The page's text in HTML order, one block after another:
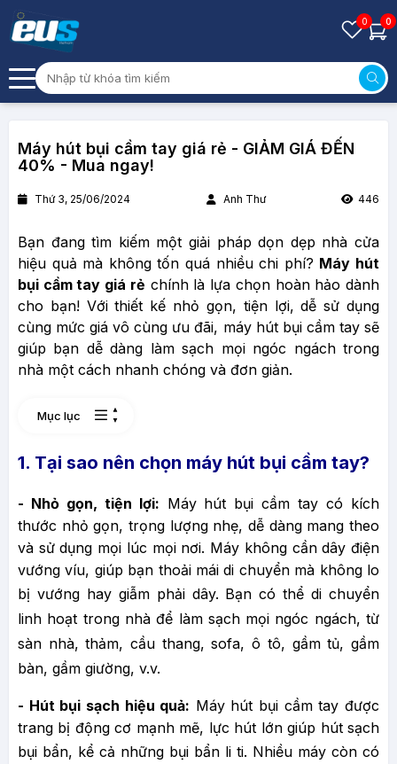
0 0
Máy hút bụi cầm tay giá rẻ - GIẢM GIÁ ĐẾN
40% - Mua ngay!
Thứ 3, 25/06/2024 Anh Thư 446
Bạn đang tìm kiếm một giải pháp dọn dẹp nhà cửa
hiệu quả mà không tốn quá nhiều chi phí? Máy hút
bụi cầm tay giá rẻ chính là lựa chọn hoàn hảo dành
cho bạn! Với thiết kế nhỏ gọn, tiện lợi, dễ sử dụng
cùng mức giá vô cùng ưu đãi, máy hút bụi cầm tay sẽ
giúp bạn dễ dàng làm sạch mọi ngóc ngách trong
nhà một cách nhanh chóng và đơn giản.
Mục lục
1. Tại sao nên chọn máy hút bụi cầm tay?
- Nhỏ gọn, tiện lợi: Máy hút bụi cầm tay có kích
thước nhỏ gọn, trọng lượng nhẹ, dễ dàng mang theo
và sử dụng mọi lúc mọi nơi. Máy không cần dây điện
vướng víu, giúp bạn thoải mái di chuyển mà không lo
bị vướng hay giẫm phải dây. Bạn có thể di chuyển
linh hoạt trong nhà để làm sạch mọi ngóc ngách, từ
sàn nhà, thảm, cầu thang, sofa, ô tô, gầm tủ, gầm
bàn, gầm giường, v.v.
- Hút bụi sạch hiệu quả: Máy hút bụi cầm tay được
trang bị động cơ mạnh mẽ, lực hút lớn giúp hút sạch
bụi bẩn, kể cả những bụi bẩn li ti. Nhiều máy còn có